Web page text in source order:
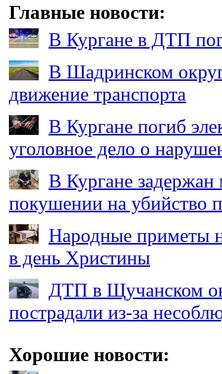
Главные новости:
В Кургане в ДТП
В Шадринском
движение транспорта
В Кургане погиб
уголовное дело о
В Кургане
покушении на убийство
Народные приметы
в день Христины
ДТП в Щучанском
пострадали из-за
Хорошие новости: